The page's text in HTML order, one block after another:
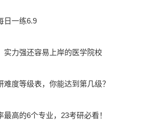
日一练6.9
实力强还容易上岸的医学院校
难度等级表，你能达到第几级？
最高的6个专业，23考研必看！